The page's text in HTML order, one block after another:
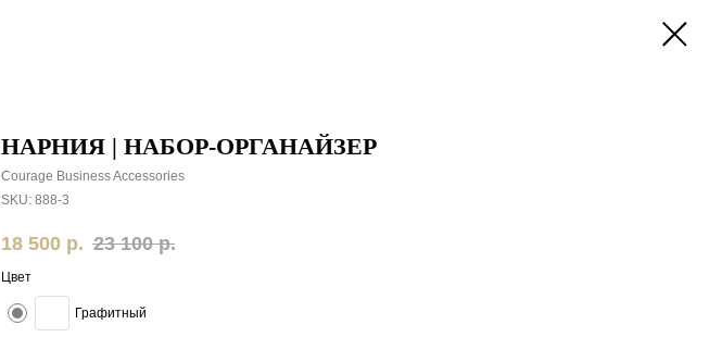
НАРНИЯ | НАБОР-ОРГАНАЙЗЕР
Courage Business Accessories
SKU: 888-3
18 500 р. 23 100 р.
Цвет
Графитный